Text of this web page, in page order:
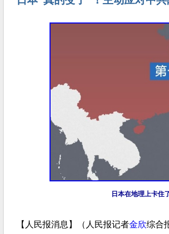
日本在地理上卡住
【人民报消息】（人民报记者金欣综合